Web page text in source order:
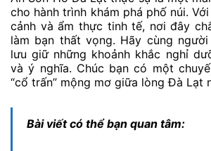
cho hành trình khám phá phố núi.
cảnh và ẩm thực tinh tế, nơi đây
làm bạn thất vọng. Hãy cùng
lưu giữ những khoảnh khắc nghỉ
và ý nghĩa. Chúc bạn có một
“cổ trấn” mộng mơ giữa lòng Đà Lạt
Bài viết có thể bạn quan tâm: